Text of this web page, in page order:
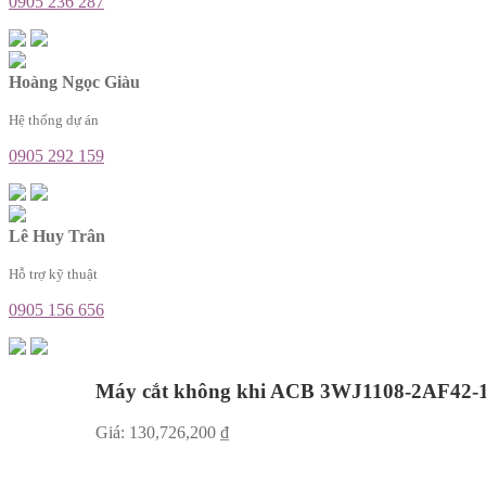
Hoàng Ngọc Giàu
Hệ thống dự án
0905 292 159
Lê Huy Trân
Hỗ trợ kỹ thuật
0905 156 656
Máy cắt không khi ACB 3WJ1108-2AF42-
Giá: 130,726,200 ₫